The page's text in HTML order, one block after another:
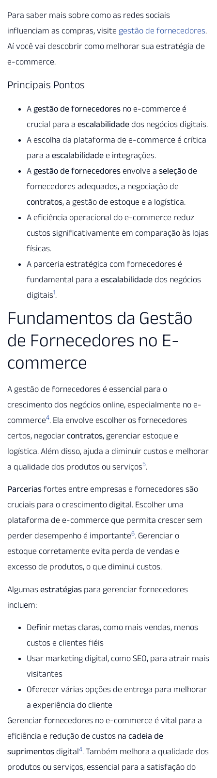
Para saber mais sobre como as redes sociais
influenciam as compras, visite gestão de fornecedores.
Aí você vai descobrir como melhorar sua estratégia de
e-commerce.
Principais Pontos
A gestão de fornecedores no e-commerce é
crucial para a escalabilidade dos negócios digitais.
A escolha da plataforma de e-commerce é crítica
para a escalabilidade e integrações.
A gestão de fornecedores envolve a seleção de
fornecedores adequados, a negociação de
contratos, a gestão de estoque e a logística.
A eficiência operacional do e-commerce reduz
custos significativamente em comparação às lojas
físicas.
A parceria estratégica com fornecedores é
fundamental para a escalabilidade dos negócios
digitais1.
Fundamentos da Gestão
de Fornecedores no E-
commerce
A gestão de fornecedores é essencial para o
crescimento dos negócios online, especialmente no e-
commerce4. Ela envolve escolher os fornecedores
certos, negociar contratos, gerenciar estoque e
logística. Além disso, ajuda a diminuir custos e melhorar
a qualidade dos produtos ou serviços5.
Parcerias fortes entre empresas e fornecedores são
cruciais para o crescimento digital. Escolher uma
plataforma de e-commerce que permita crescer sem
perder desempenho é importante6. Gerenciar o
estoque corretamente evita perda de vendas e
excesso de produtos, o que diminui custos.
Algumas estratégias para gerenciar fornecedores
incluem:
Definir metas claras, como mais vendas, menos
custos e clientes fiéis
Usar marketing digital, como SEO, para atrair mais
visitantes
Oferecer várias opções de entrega para melhorar
a experiência do cliente
Gerenciar fornecedores no e-commerce é vital para a
eficiência e redução de custos na cadeia de
suprimentos digital4. Também melhora a qualidade dos
produtos ou serviços, essencial para a satisfação do